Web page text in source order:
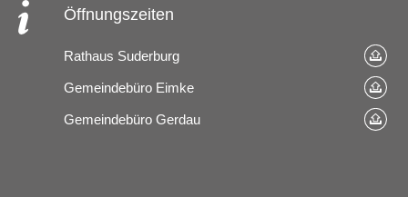
Öffnungszeiten
Rathaus Suderburg
Gemeindebüro Eimke
Gemeindebüro Gerdau